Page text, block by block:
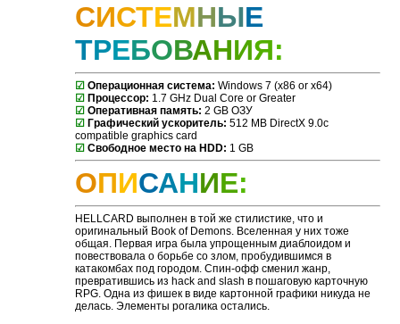
СИСТЕМНЫЕ
ТРЕБОВАНИЯ:
☑ Операционная система: Windows 7 (х86 or x64)
☑ Процессор: 1.7 GHz Dual Core or Greater
☑ Оперативная память: 2 GB ОЗУ
☑ Графический ускоритель: 512 MB DirectX 9.0c
compatible graphics card
☑ Свободное место на HDD: 1 GB
ОПИСАНИЕ:
HELLCARD выполнен в той же стилистике, что и
оригинальный Book of Demons. Вселенная у них тоже
общая. Первая игра была упрощенным диаблоидом и
повествовала о борьбе со злом, пробудившимся в
катакомбах под городом. Спин-офф сменил жанр,
превратившись из hack and slash в пошаговую карточную
RPG. Одна из фишек в виде картонной графики никуда не
делась. Элементы рогалика остались.